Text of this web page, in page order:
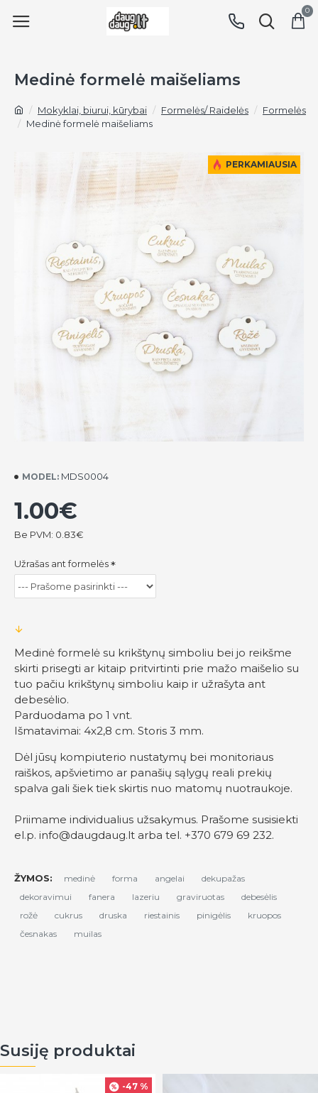
0
Mokyklai, biurui, kūrybai Formelės/ Raidelės
Formelės
Medinė formelė maišeliams
Medinė formelė maišeliams
PERKAMIAUSIA
MODEL: MDS0004
1.00€
Be PVM: 0.83€
Užrašas ant formelės
Medinė formelė su krikštynų simboliu bei jo reikšme
skirti prisegti ar kitaip pritvirtinti prie mažo maišelio su
tuo pačiu krikštynų simboliu kaip ir užrašyta ant
debesėlio.
Parduodama po 1 vnt.
Išmatavimai: 4x2,8 cm. Storis 3 mm.
Dėl jūsų kompiuterio nustatymų bei monitoriaus
raiškos, apšvietimo ar panašių sąlygų reali prekių
spalva gali šiek tiek skirtis nuo matomų nuotraukoje.
Priimame individualius užsakymus. Prašome susisiekti
el.p. info@daugdaug.lt arba tel. +370 679 69 232.
ŽYMOS: medinė forma angelai
dekupažas
dekoravimui
fanera lazeriu graviruotas
debesėlis
rožė
cukrus druska riestainis pinigėlis
kruopos
česnakas
muilas
Susiję produktai
-47 %